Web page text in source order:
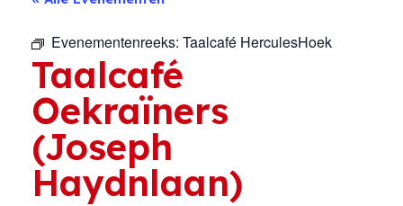
Evenementenreeks: Taalcafé HerculesHoek
Taalcafé
Oekraïners
(Joseph
Haydnlaan)